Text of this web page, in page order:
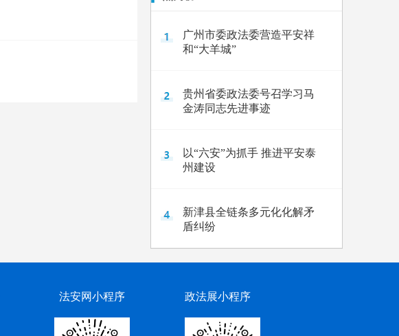
广州市委政法委营造平安祥
和“大羊城”
贵州省委政法委号召学习马
金涛同志先进事迹
以“六安”为抓手 推进平安泰
州建设
新津县全链条多元化化解矛
盾纠纷
法安网小程序 政法展小程序